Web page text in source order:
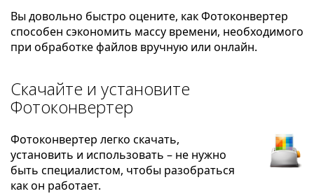
Вы довольно быстро оцените, как Фотоконвертер
способен сэкономить массу времени, необходимого
при обработке файлов вручную или онлайн.
Скачайте и установите
Фотоконвертер
Фотоконвертер легко скачать,
установить и использовать – не нужно
быть специалистом, чтобы разобраться
как он работает.